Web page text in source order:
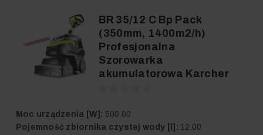
BR 35/12 C Bp Pack
(350mm, 1400m2/h)
Profesjonalna
Szorowarka
akumulatorowa Karcher
Moc urządzenia [W]: 500.00
Pojemność zbiornika czystej wody [l]: 12.00